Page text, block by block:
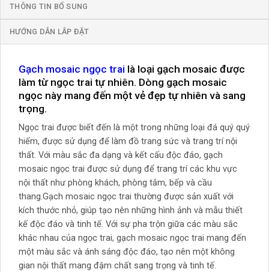
THÔNG TIN BỔ SUNG
HƯỚNG DẪN LẮP ĐẶT
Gạch mosaic ngọc trai là loại gạch mosaic được
làm từ ngọc trai tự nhiên. Dòng gạch mosaic
ngọc này mang đến một vẻ đẹp tự nhiên và sang
trọng.
Ngọc trai được biết đến là một trong những loại đá quý quý
hiếm, được sử dụng để làm đồ trang sức và trang trí nội
thất. Với màu sắc đa dạng và kết cấu độc đáo, gạch
mosaic ngọc trai được sử dụng để trang trí các khu vực
nội thất như phòng khách, phòng tắm, bếp và cầu
thang.Gạch mosaic ngọc trai thường được sản xuất với
kích thước nhỏ, giúp tạo nên những hình ảnh và mẫu thiết
kế độc đáo và tinh tế. Với sự pha trộn giữa các màu sắc
khác nhau của ngọc trai, gạch mosaic ngọc trai mang đến
một màu sắc và ánh sáng độc đáo, tạo nên một không
gian nội thất mang đậm chất sang trọng và tinh tế.